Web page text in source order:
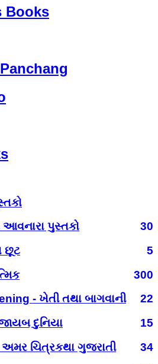
Books
પુસ્તકો
30
છૂટ
5
300
- ખેતી તથા બાગવાની
22
દુનિયા
15
ચિત્રકથા ગુજરાતી
34